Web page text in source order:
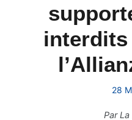
28
ParLa